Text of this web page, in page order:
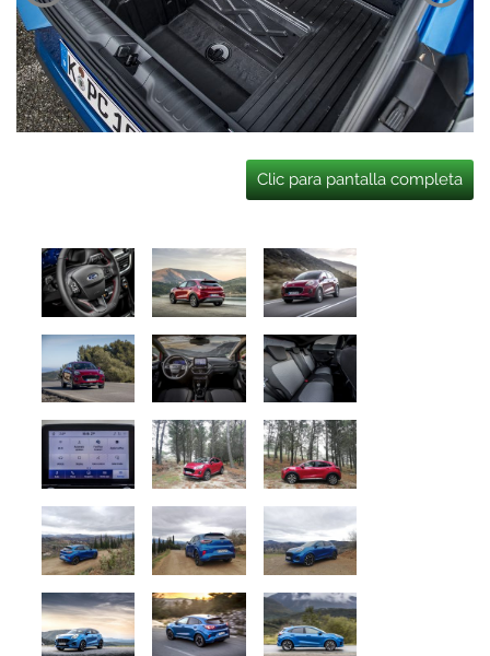
Clic para pantalla completa